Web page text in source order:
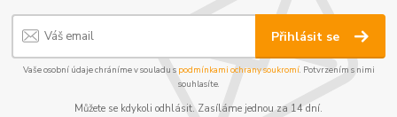
Přihlásit se
Vaše osobní údaje chráníme v souladu s podmínkami ochrany soukromí. Potvrzením s nimi
souhlasíte.
Můžete se kdykoli odhlásit. Zasíláme jednou za 14 dní.